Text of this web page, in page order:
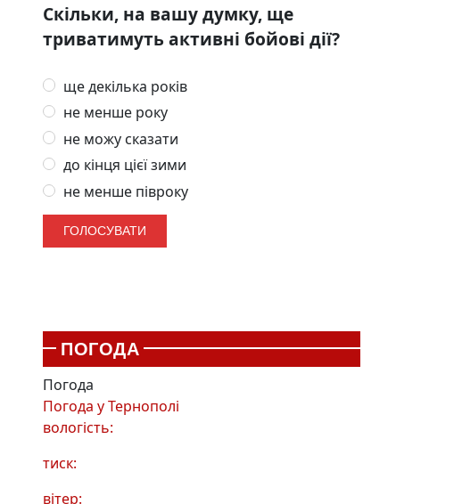
Скільки, на вашу думку, ще
триватимуть активні бойові дії?
ще декілька років
не менше року
не можу сказати
до кінця цієї зими
не менше півроку
ПОГОДА
Погода
Погода уТернополі
вологість:
тиск:
вітер: